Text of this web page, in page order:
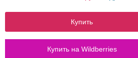
Купить
Купить на Wildberries